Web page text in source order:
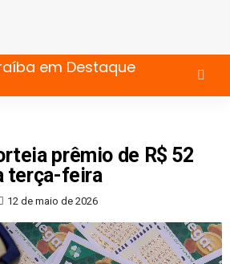
prêmio de R$ 52
terça-feira
12 de maio de 2026